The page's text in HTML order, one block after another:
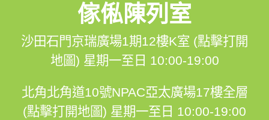
傢俬陳列室
沙田石門京瑞廣場1期12樓K室 (點擊打開
地圖) 星期一至日 10:00-19:00
北角北角道10號NPAC亞太廣場17樓全層
(點擊打開地圖) 星期一至日 10:00-19:00